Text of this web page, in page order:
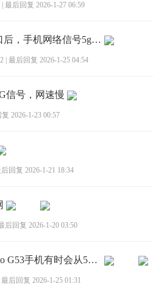
最后回复 2026-1-27 06:59
[BUG]手机连接拓展坞网口后，手机网络信号5g掉4g
最后回复 2026-1-25 04:54
信号，网速慢
2026-1-23 00:57
回复 2026-1-21 18:34
后回复 2026-1-20 03:50
[BUG]最新固件版本的Moto G53手机有时会从5G信号掉到4G
最后回复 2026-1-25 01:31